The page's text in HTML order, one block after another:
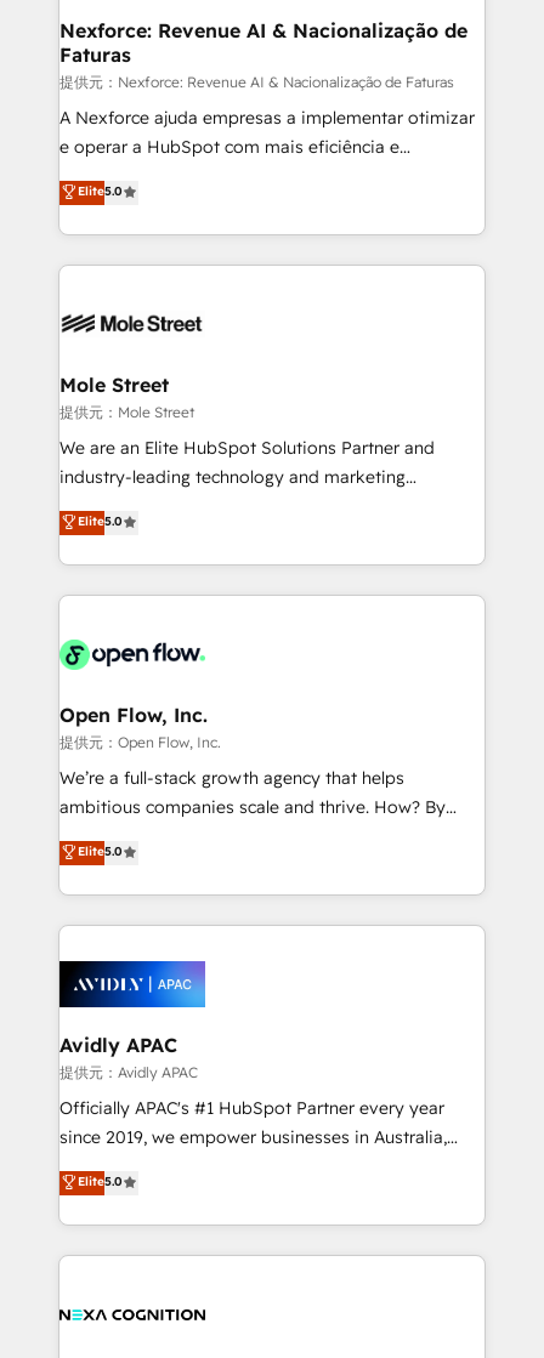
Healthcare: HIPAA implementations; secure data
workflows 💼 Financial Services: compliant
workflows; audit-ready reporting ⚖️ Legal: client
intake; pipeline and document workflows 🛒 E-
Commerce: Shopify, WooCommerce; lifecycle and
portfolio and lifecycle management 🏭
Manufacturing: ERP integrations; operational
implementations where required 💡 Why 500+
built to scale.
Nexforce: Revenue AI & Nacionalização de
Faturas
提供元：Nexforce: Revenue AI & Nacionalização de Faturas
A Nexforce ajuda empresas a implementar otimizar
e operar a HubSpot com mais eficiência e
previsibilidade de receita. Combinamos Revenue
Operations (RevOps) e Inteligência Artificial para
estruturar processos integrar sistemas organizar
dados e automatizar operações. O objetivo é
operacional de receita conectando equipes
Também somos distribuidores oficiais da HubSpot
e de mais de 150 softwares globais permitindo
contratar e pagar a HubSpot em reais com nota
fiscal no Brasil e gerar economia de até 50% na
Oferecemos ainda agentes de IA especializados em
HubSpot que automatizam tarefas executam rotinas
empresas em 13 países utilizam a Nexforce. Somos
a maior parceira da HubSpot na América Latina e
HubSpot.
Elite5.0
Mole Street
提供元：Mole Street
We are an Elite HubSpot Solutions Partner and
industry-leading technology and marketing
consultancy. Our focus is on enterprise and mid-
market B2B companies globally that want a strategic
approach to execute their goals through creative
applications of our solutions; Technical HubSpot
Design, Migrations + Integrations. Mole Street’s
greatness, which is achieved through creating
absolute clarity, derived from a well-defined
strategy, executed well, and reported on with clear
results. The culture is driven by core values; Joy, Grit,
Mindedness, and Clarity. We are driven to win for the
collective good of the company and its clientele, and
things are happening.
Elite5.0
Open Flow, Inc.
提供元：Open Flow, Inc.
We’re a full-stack growth agency that helps
ambitious companies scale and thrive. How? By
upgrading and streamlining every single revenue-
generating aspect of your business. We’re proud
HubSpot Elite Solutions Partners and devout CRM
nerds who can harness HubSpot’s custom digital
experience. Working hand-in-hand with your team,
we’ll assemble a RevOps machine that drives more
traffic, generates better leads and crushes your
revenue goals. We've worked with thousands of
HubSpot customers and we'd love to work with you
too! Clients come to us for: Advanced CRM solutions
HubSpot Data System Migrations between systems
to HubSpot New lead generation strategies Time-
Elite5.0
Avidly APAC
提供元：Avidly APAC
Officially APAC's #1 HubSpot Partner every year
since 2019, we empower businesses in Australia,
New Zealand, and globally to realise their full
potential through enterprise HubSpot CRM
implementation. And we deliver best practice across
the whole HubSpot platform, covering marketing,
all businesses, from start-up to Enterprise, and have
Elite5.0